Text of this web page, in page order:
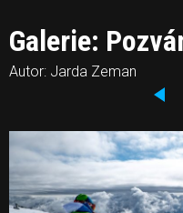
Galerie:
Autor: Jarda Zeman